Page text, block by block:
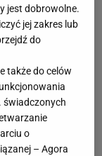
jest dobrowolne.
jej zakres lub
do
także do celów
świadczonych
o
– Agora